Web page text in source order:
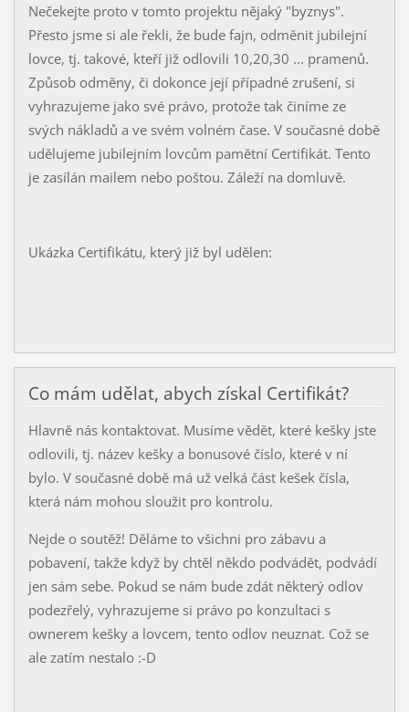
Nečekejte proto v tomto projektu nějaký "byznys".
Přesto jsme si ale řekli, že bude fajn, odměnit jubilejní
lovce, tj. takové, kteří již odlovili 10,20,30 ... pramenů.
Způsob odměny, či dokonce její případné zrušení, si
vyhrazujeme jako své právo, protože tak činíme ze
svých nákladů a ve svém volném čase. V současné době
udělujeme jubilejním lovcům pamětní Certifikát. Tento
je zasílán mailem nebo poštou. Záleží na domluvě.
Ukázka Certifikátu, který již byl udělen:
Co mám udělat, abych získal Certifikát?
Hlavně nás kontaktovat. Musíme vědět, které kešky jste
odlovili, tj. název kešky a bonusové číslo, které v ní
bylo. V současné době má už velká část kešek čísla,
která nám mohou sloužit pro kontrolu.
Nejde o soutěž! Děláme to všichni pro zábavu a
pobavení, takže když by chtěl někdo podvádět, podvádí
jen sám sebe. Pokud se nám bude zdát některý odlov
podezřelý, vyhrazujeme si právo po konzultaci s
ownerem kešky a lovcem, tento odlov neuznat. Což se
ale zatím nestalo :-D